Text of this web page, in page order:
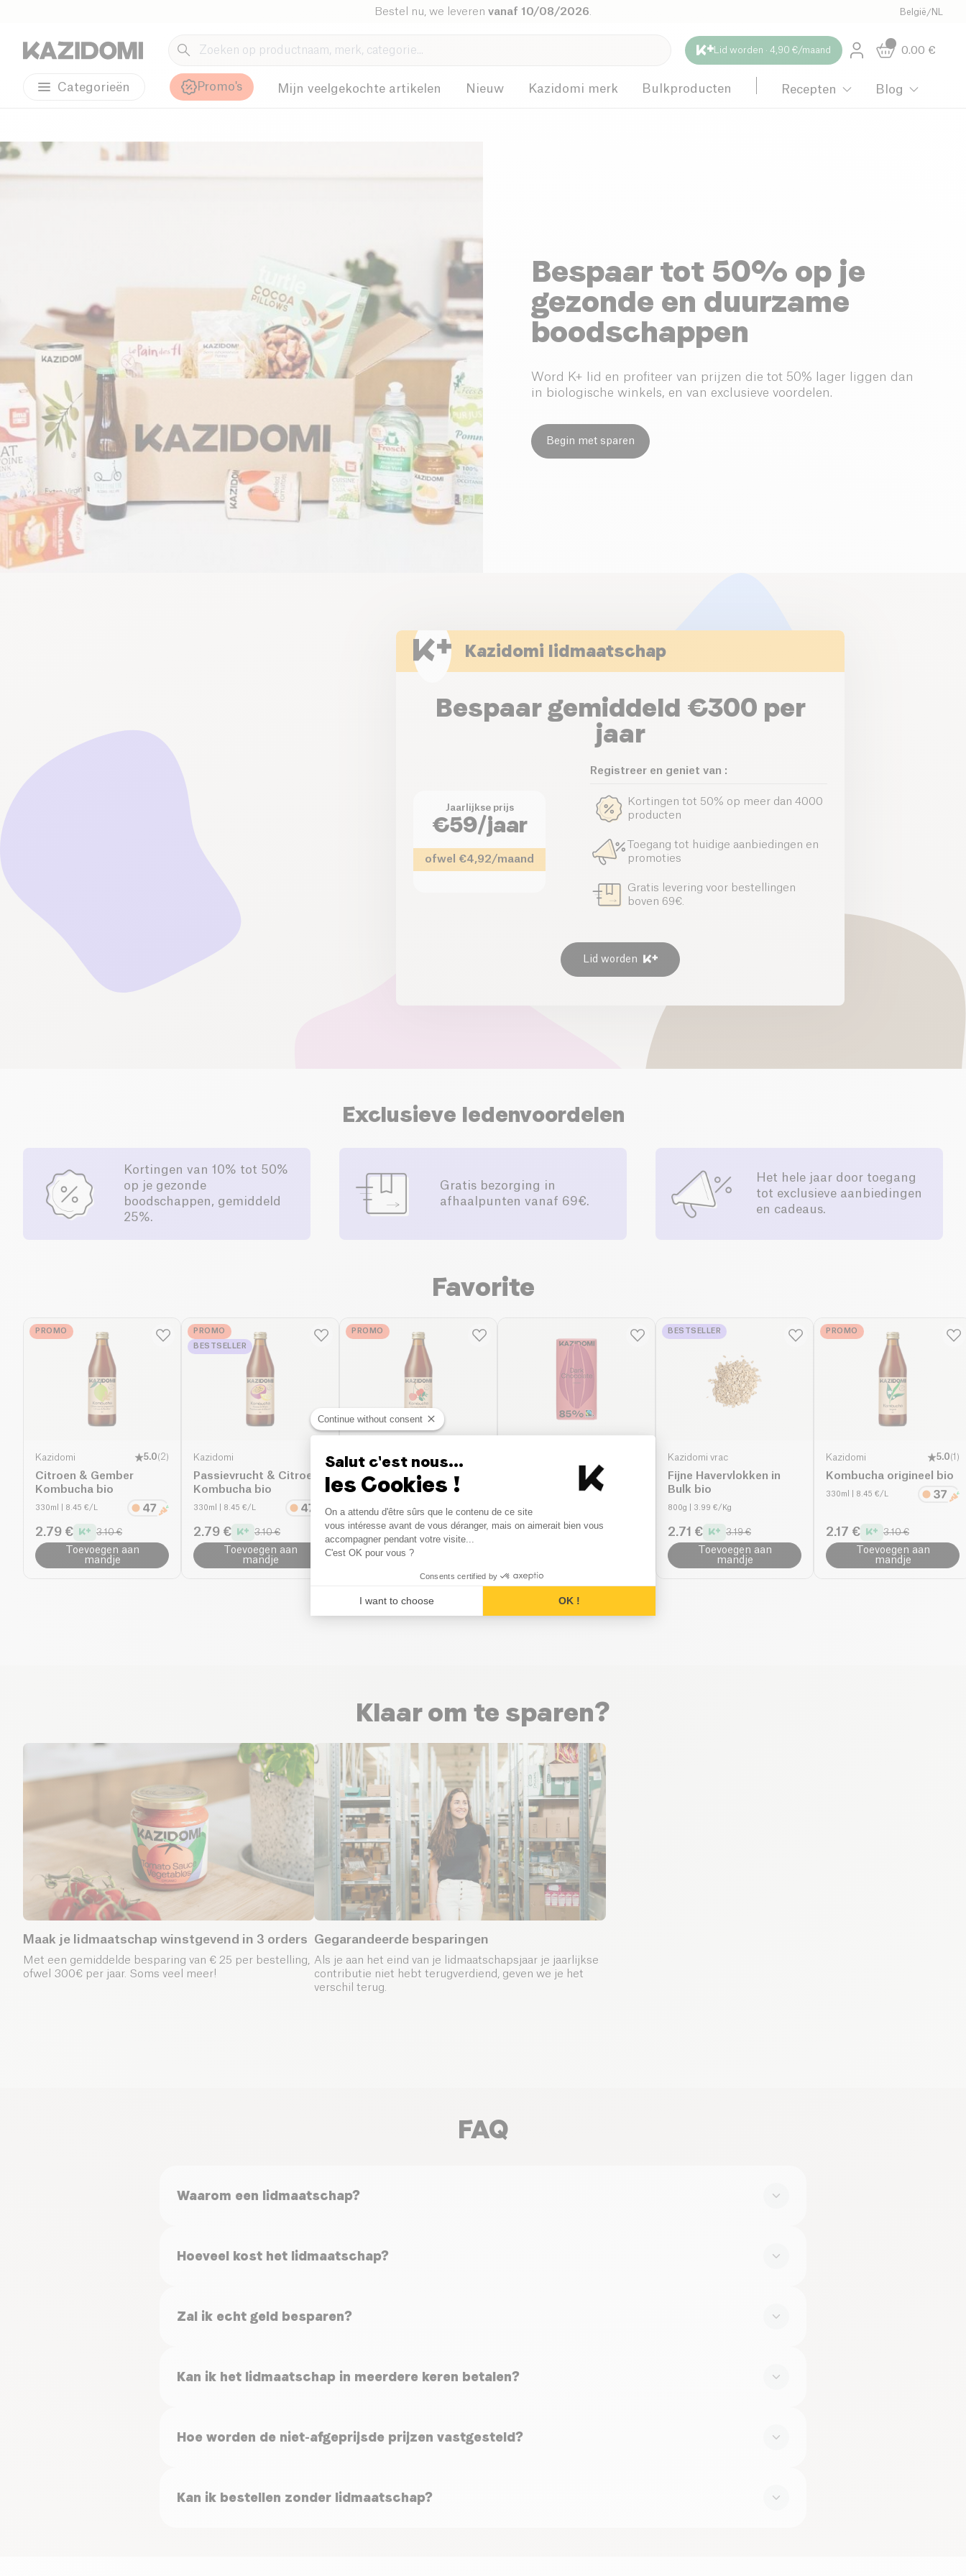
Bestel nu, we leveren vanaf 10/08/2026 België /NL
Lid worden · 4,90 €/maand 0.00 €
Categorieën Promo's Mijn veelgekochte artikelen Nieuw Kazidomi merk Bulkproducten Recepten Blog
Bespaar tot 50% op je
gezonde en duurzame
boodschappen
Word K+ lid en profiteer van prijzen die tot 50% lager liggen dan
in biologische winkels, en van exclusieve voordelen.
Begin met sparen
Kazidomi lidmaatschap
Bespaar gemiddeld €300 per
jaar
Jaarlijkse prijs
€59/jaar
ofwel €4,92/maand
Registreer en geniet van :
Kortingen tot 50% op meer dan 4000
producten
Toegang tot huidige aanbiedingen en
promoties
Gratis levering voor bestellingen
boven 69€.
Lid worden
Exclusieve ledenvoordelen
Kortingen van 10% tot 50%
op je gezonde
boodschappen, gemiddeld
25%.
Gratis bezorging in
afhaalpunten vanaf 69€.
Het hele jaar door toegang
tot exclusieve aanbiedingen
en cadeaus.
Favorite
PROMO
Kazidomi 5.0(2)
Citroen & Gember
Kombucha bio
330ml | 8.45 €/L
2.79 € 3.10 €
Toevoegen aan
mandje
PROMO
BESTSELLER
Kazidomi
Passievrucht & Citroen
Kombucha bio
330ml | 8.45 €/L
2.79 € 3.10 €
Toevoegen aan
mandje
PROMO
Kazidomi
Kombucha Kers & Munt
bio
330ml | 8.45 €/L
2.79 € 3.10 €
Toevoegen aan
85% Fairtrade Pure
Chocolade bio
85g
3.99 € 4.99 €
BESTSELLER
Kazidomi vrac
Fijne Havervlokken in
Bulk bio
800g | 3.99 €/Kg
2.71 € 3.19 €
Toevoegen aan
mandje
PROMO
Kazidomi 5.0(1 )
Kombucha origineel bio
330ml | 8.45 €/L
2.17 € 3.10 €
Toevoegen aan
mandje
Klaar om te sparen?
Maak je lidmaatschap winstgevend in 3 orders
Met een gemiddelde besparing van € 25 per bestelling,
ofwel 300€ per jaar. Soms veel meer!
Gegarandeerde besparingen
Als je aan het eind van je lidmaatschapsjaar je jaarlijkse
contributie niet hebt terugverdiend, geven we je het
verschil terug.
FAQ
Waarom een lidmaatschap?
Hoeveel kost het lidmaatschap?
Zal ik echt geld besparen?
Kan ik het lidmaatschap in meerdere keren betalen?
Hoe worden de niet-afgeprijsde prijzen vastgesteld?
Kan ik bestellen zonder lidmaatschap?
Continue without consent
Salut c'est nous...
les Cookies !
Consent Management Platform: Personalize Your Options
On a attendu d'être sûrs que le contenu de ce site
vous intéresse avant de vous déranger, mais on aimerait bien vous
accompagner pendant votre visite...
C'est OK pour vous ?
Consents certified by
I want to choose OK !
Axeptio consent